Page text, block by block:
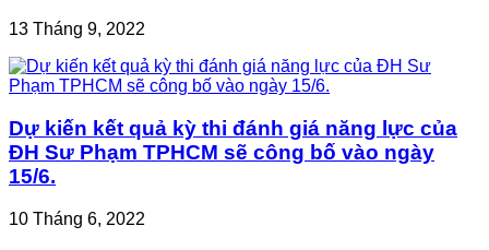
13 Tháng 9, 2022
Dự kiến kết quả kỳ thi đánh giá năng lực của
ĐH Sư Phạm TPHCM sẽ công bố vào ngày
15/6.
10 Tháng 6, 2022